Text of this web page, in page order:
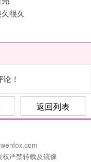
很久
！
返回列表
严禁转载及镜像